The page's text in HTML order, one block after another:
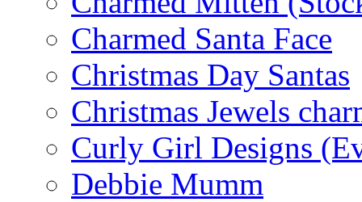
Charmed Santa Face
Christmas Day Santas
Christmas Jewels
Curly Girl Designs
Debbie Mumm